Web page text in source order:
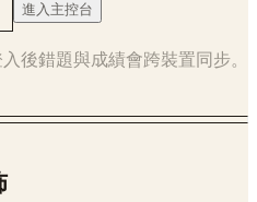
進入主控台
後錯題與成績會跨裝置同步。